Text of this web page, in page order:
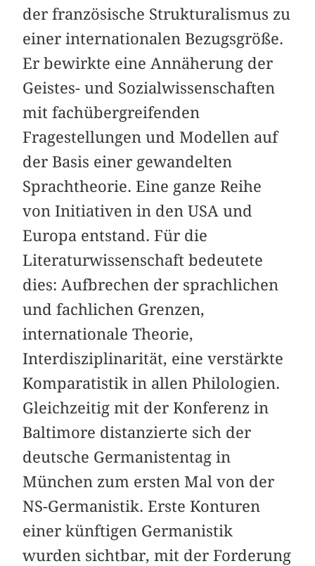
der französische Strukturalismus zu
einer internationalen Bezugsgröße.
Er bewirkte eine Annäherung der
Geistes- und Sozialwissenschaften
mit fachübergreifenden
Fragestellungen und Modellen auf
der Basis einer gewandelten
Sprachtheorie. Eine ganze Reihe
von Initiativen in den USA und
Europa entstand. Für die
Literaturwissenschaft bedeutete
dies: Aufbrechen der sprachlichen
und fachlichen Grenzen,
internationale Theorie,
Interdisziplinarität, eine verstärkte
Komparatistik in allen Philologien.
Gleichzeitig mit der Konferenz in
Baltimore distanzierte sich der
deutsche Germanistentag in
München zum ersten Mal von der
NS-Germanistik. Erste Konturen
einer künftigen Germanistik
wurden sichtbar, mit der Forderung